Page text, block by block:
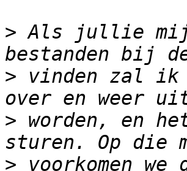
> Als jullie mij
> vinden zal ik
> worden, en
> voorkomen